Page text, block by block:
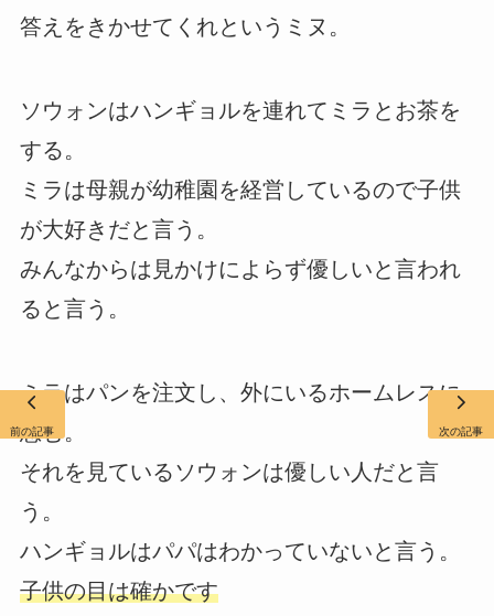
答えをきかせてくれというミヌ。
ソウォンはハンギョルを連れてミラとお茶を
する。
ミラは母親が幼稚園を経営しているので子供
が大好きだと言う。
みんなからは見かけによらず優しいと言われ
ると言う。
ミラはパンを注文し、外にいるホームレスに
恵む。
それを見ているソウォンは優しい人だと言
う。
ハンギョルはパパはわかっていないと言う。
子供の目は確かです
前の記事 次の記事